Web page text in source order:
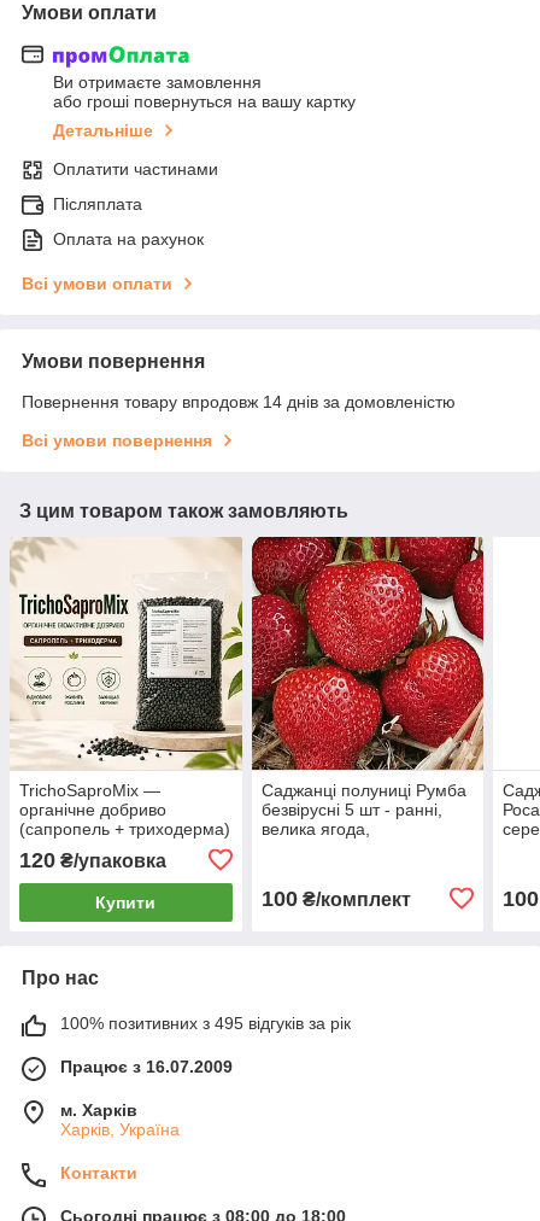
Умови оплати
Ви отримаєте замовлення
або гроші повернуться на вашу картку
Детальніше
Оплатити частинами
Післяплата
Оплата на рахунок
Всі умови оплати
Умови повернення
Повернення товару впродовж 14 днів за домовленістю
Всі умови повернення
З цим товаром також замовляють
TrichoSaproMix —
органічне добриво
(сапропель + триходерма)
для оздоровлення ґрунту
1кг
120 ₴/упаковка
Купити
Саджанці полуниці Румба
безвірусні 5 шт - ранні,
велика ягода,
100₴/комплект 100
Про нас
100% позитивних з 495 відгуків за рік
Працює з 16.07.2009
м. Харків
Харків, Україна
Контакти
Сьогодні працює з 08:00 до 18:00